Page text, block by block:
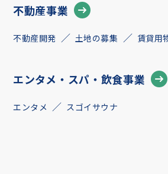
不動産事業
不動産開発 土地の募集 賃貸用
エンタメ・スパ・飲食事業
エンタメ スゴイサウナ